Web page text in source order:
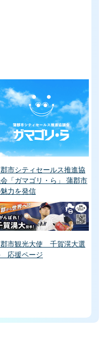
市シティセールス推進協
「ガマゴリ・ら」 蒲郡市
力を発信
市観光大使 千賀滉大選
応援ページ